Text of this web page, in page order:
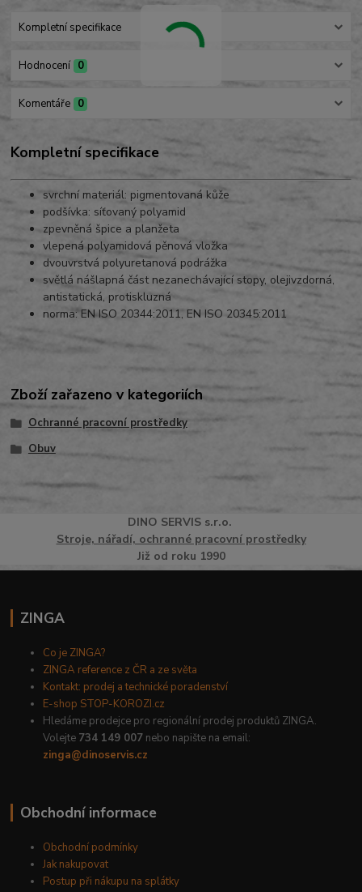
Kompletní specifikace
Hodnocení 0
Komentáře 0
Kompletní specifikace
svrchní materiál: pigmentovaná kůže
podšívka: síťovaný polyamid
zpevněná špice a planžeta
vlepená polyamidová pěnová vložka
dvouvrstvá polyuretanová podrážka
světlá nášlapná část nezanechávající stopy, olejivzdorná,
antistatická, protiskluzná
norma: EN ISO 20344:2011, EN ISO 20345:2011
Zboží zařazeno v kategoriích
Ochranné pracovní prostředky
Obuv
DINO SERVISs.r.o.
Stroje, nářadí, ochranné pracovní prostředky
Již od roku 1990
ZINGA
Co je ZINGA?
ZINGA reference z ČR a ze světa
Kontakt: prodej a technické poradenství
E-shop STOP-KOROZI.cz
Hledáme prodejce pro regionální prodej produktů ZINGA.
Volejte 734 149 007 nebo napište na email:
zinga@dinoservis.cz
Obchodní informace
Obchodní podmínky
Jak nakupovat
Postup při nákupu na splátky